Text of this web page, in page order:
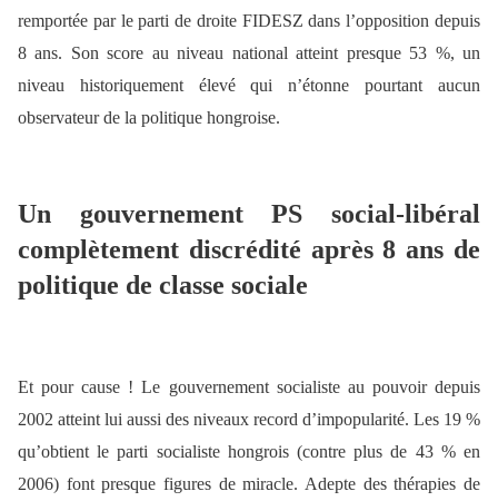
remportée par le parti de droite FIDESZ dans l’opposition depuis
8 ans. Son score au niveau national atteint presque 53 %, un
niveau historiquement élevé qui n’étonne pourtant aucun
observateur de la politique hongroise.
Un gouvernement PS social-libéral
complètement discrédité après 8 ans de
politique de classe sociale
Et pour cause ! Le gouvernement socialiste au pouvoir depuis
2002 atteint lui aussi des niveaux record d’impopularité. Les 19 %
qu’obtient le parti socialiste hongrois (contre plus de 43 % en
2006) font presque figures de miracle. Adepte des thérapies de